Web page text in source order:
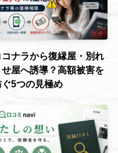
コナラから復縁屋・別れ
せ屋へ誘導？高額被害を
ぐ5つの見極め